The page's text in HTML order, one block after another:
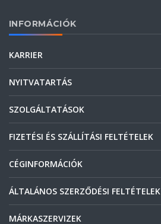
INFORMÁCIÓK
KARRIER
NYITVATARTÁS
SZOLGÁLTATÁSOK
FIZETÉSI ÉS SZÁLLÍTÁSI FELTÉTELEK
CÉGINFORMÁCIÓK
ÁLTALÁNOS SZERZŐDÉSI FELTÉTELEK
MÁRKASZERVIZEK